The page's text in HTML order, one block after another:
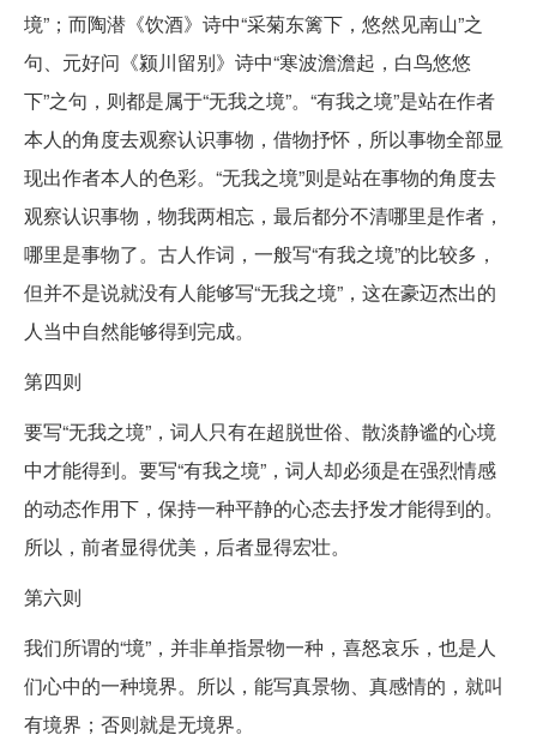
境”；而陶潜《饮酒》诗中“采菊东篱下，悠然见南山”之
句、元好问《颍川留别》诗中“寒波澹澹起，白鸟悠悠
下”之句，则都是属于“无我之境”。“有我之境”是站在作者
本人的角度去观察认识事物，借物抒怀，所以事物全部显
现出作者本人的色彩。“无我之境”则是站在事物的角度去
观察认识事物，物我两相忘，最后都分不清哪里是作者，
哪里是事物了。古人作词，一般写“有我之境”的比较多，
但并不是说就没有人能够写“无我之境”，这在豪迈杰出的
人当中自然能够得到完成。
第四则
要写“无我之境”，词人只有在超脱世俗、散淡静谧的心境
中才能得到。要写“有我之境”，词人却必须是在强烈情感
的动态作用下，保持一种平静的心态去抒发才能得到的。
所以，前者显得优美，后者显得宏壮。
第六则
我们所谓的“境”，并非单指景物一种，喜怒哀乐，也是人
们心中的一种境界。所以，能写真景物、真感情的，就叫
有境界；否则就是无境界。